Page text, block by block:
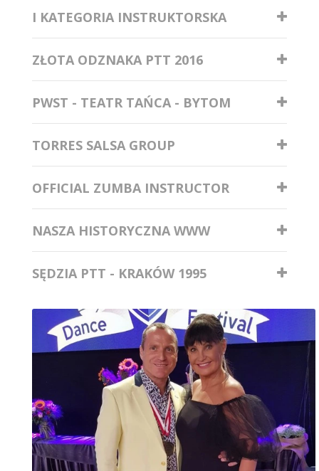
I KATEGORIA INSTRUKTORSKA
ZŁOTA ODZNAKA PTT 2016
PWST - TEATR TAŃCA - BYTOM
TORRES SALSA GROUP
OFFICIAL ZUMBA INSTRUCTOR
NASZA HISTORYCZNA WWW
SĘDZIA PTT - KRAKÓW 1995